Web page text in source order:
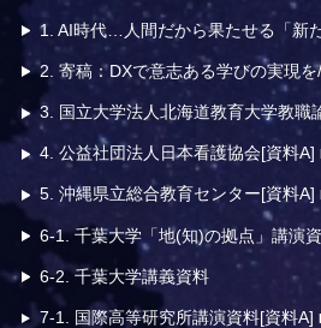
1. AI時代…人間だから果たせる「新
2. 寄稿：DXで意志ある学びの実現
3. 国立大学法人北海道教育大学教職
4. 公益社団法人日本看護協会[資料A]
5. 沖縄県立総合教育センター[資料A]
6-1. 千葉大学「地(知)の拠点」講演
6-2. 千葉大学講義資料
7-1. 国際高等研究所講演資料[資料A]